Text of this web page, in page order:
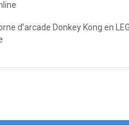
d’arcade Donkey Kong en